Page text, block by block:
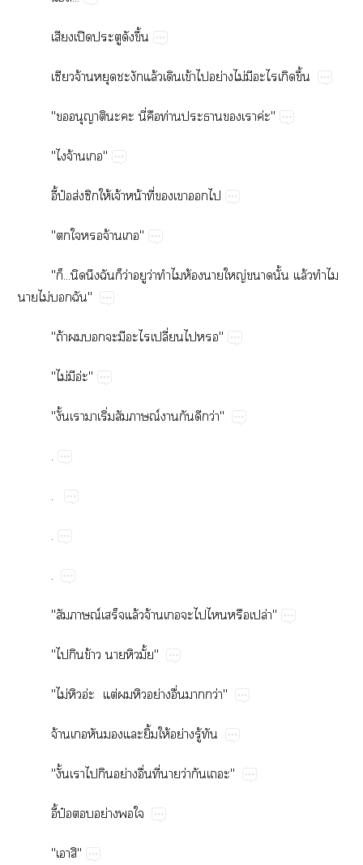
​ปิ​​​ึ้
​จ้​​​ล้​​ข้​​ย่​ไม่​​​​ึ้
"​​​​​ี่​​ท่​​​​ค่"
"​จ้​"
ี้ป๋​ส่​​ให้​จ้​น้​ี่​​​​
"​​​จ้​"
"...​​​​ว่​ว่​​ห้​​ญ่​​ั้​ล้​​
​ไม่​​"
"ถ้​​​​​​ปี่​​"
"ไม่​ีอ่"
"ั้​​ิ่​ณ์​​​​ว่"
.
.
.
.
"ณ์​​ล้​จ้​​​​​ปล่"
"​​ข้​​ั้"
"ไม่​อ่ ​ต่​​​ย่​ื่​​ว่"
จ้​​​​ิ้​ให้​ย่​ู้​
"ั้​​​ย่​ื่​ี่​​ว่​​"
ี้ป๋​​ย่​​
"​"